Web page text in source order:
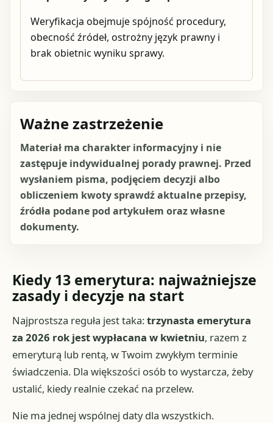
Weryfikacja obejmuje spójność procedury,
obecność źródeł, ostrożny język prawny i
brak obietnic wyniku sprawy.
Ważne zastrzeżenie
Materiał ma charakter informacyjny i nie
zastępuje indywidualnej porady prawnej. Przed
wysłaniem pisma, podjęciem decyzji albo
obliczeniem kwoty sprawdź aktualne przepisy,
źródła podane pod artykułem oraz własne
dokumenty.
Kiedy 13 emerytura: najważniejsze
zasady i decyzje na start
Najprostsza reguła jest taka:trzynasta emerytura
za 2026 rok jest wypłacana w kwietniu, razem z
emeryturą lub rentą, w Twoim zwykłym terminie
świadczenia. Dla większości osób to wystarcza, żeby
ustalić, kiedy realnie czekać na przelew.
Nie ma jednej wspólnej daty dla wszystkich.